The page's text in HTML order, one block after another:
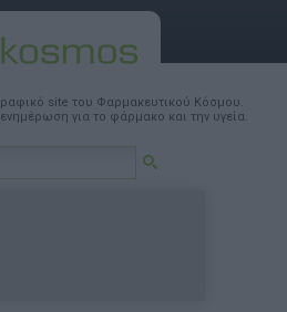
site του Φαρμακευτικού Κόσμου.
για το φάρμακο και την υγεία.